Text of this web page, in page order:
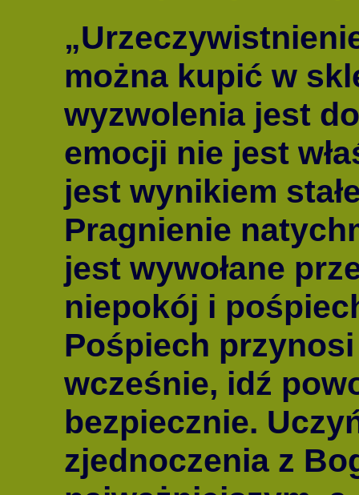
można kupić w
wyzwolenia jest
emocji nie jest
jest wynikiem
Pragnienie
jest wywołane
niepokój i
Pośpiech
wcześnie, idź
bezpiecznie.
zjednoczenia z